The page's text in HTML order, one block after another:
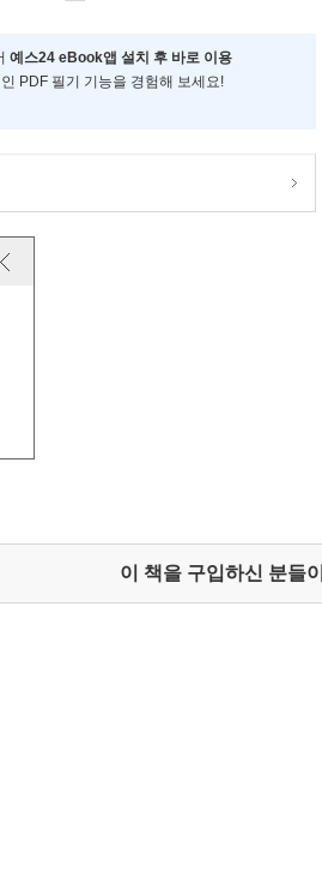
예스24 eBook앱 설치 후 바로 이용
PDF 필기 기능을 경험해 보세요!
이 책을 구입하신 분들이